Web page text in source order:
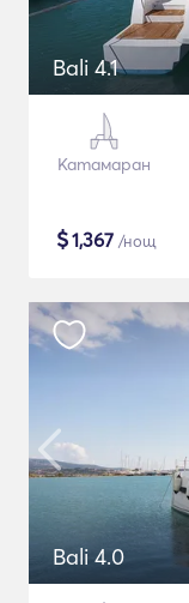
Bali 4.1
Катамаран
$1,367 /нощ
Bali 4.0